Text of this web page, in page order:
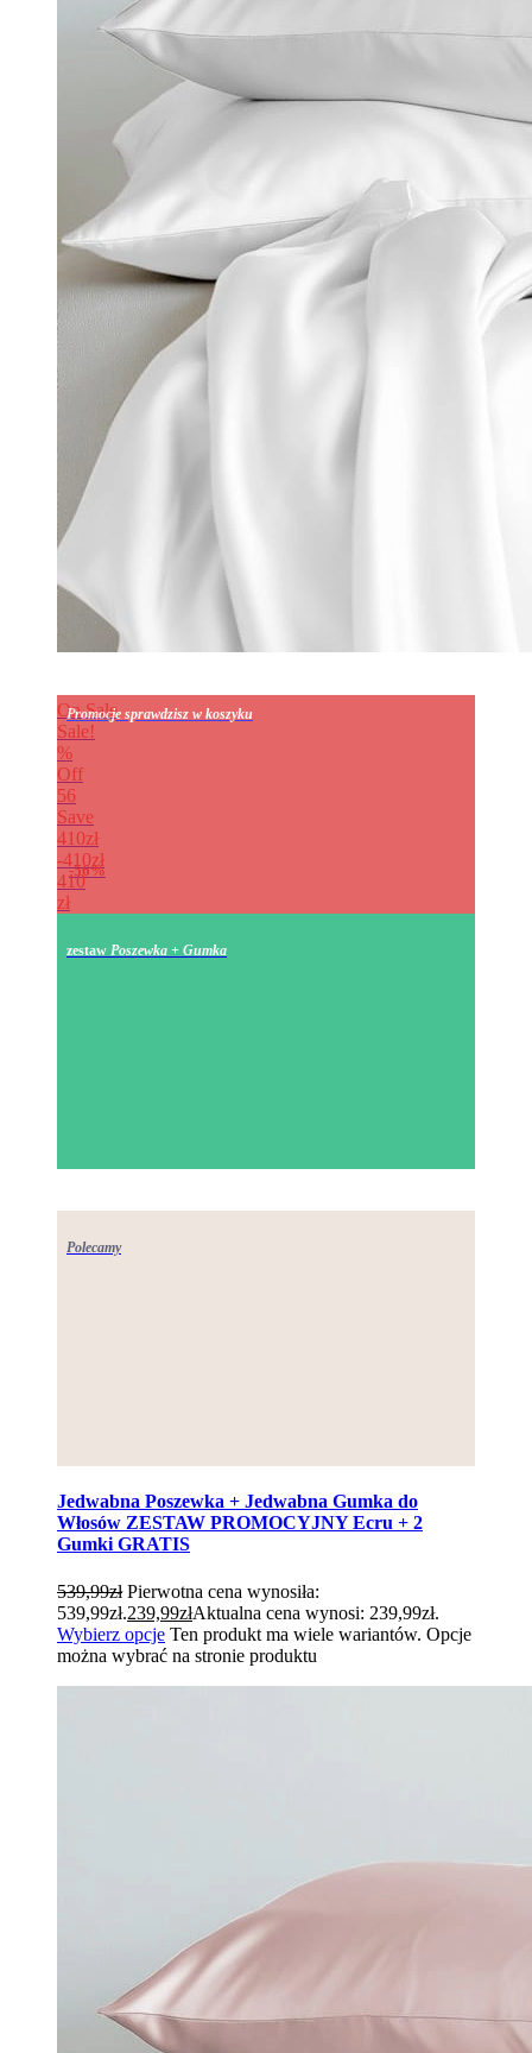
On Sale
Sale!
%
Off
56
Save
410zł
410zł
56%
410
zł
Promocje sprawdzisz w koszyku
zestaw Poszewka + Gumka
Polecamy
Jedwabna Poszewka + Jedwabna Gumka do
Włosów ZESTAW PROMOCYJNY Ecru + 2
Gumki GRATIS
539,99zł Pierwotna cena wynosiła:
539,99zł.239,99złAktualna cena wynosi: 239,99zł.
Wybierz opcje Ten produkt ma wiele wariantów. Opcje
można wybrać na stronie produktu